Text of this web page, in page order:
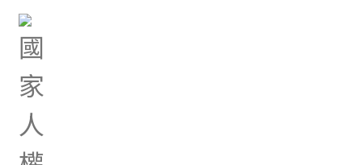
首頁
畫」徵集案，歡迎踴躍申請